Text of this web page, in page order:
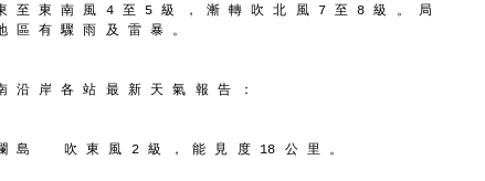
至 東 南 風 4 至 5 級 ， 漸 轉 吹 北 風 7 至 8 級 。 局
區 有 驟 雨 及 雷 暴 。
沿 岸 各 站 最 新 天 氣 報 告 ：
島    吹 東 風 2 級 ， 能 見 度 18 公 里 。